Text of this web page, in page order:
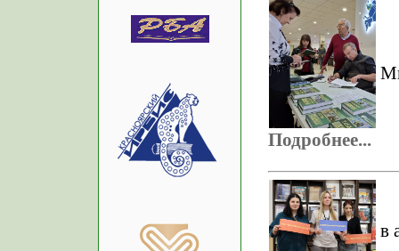
Подробнее...
в